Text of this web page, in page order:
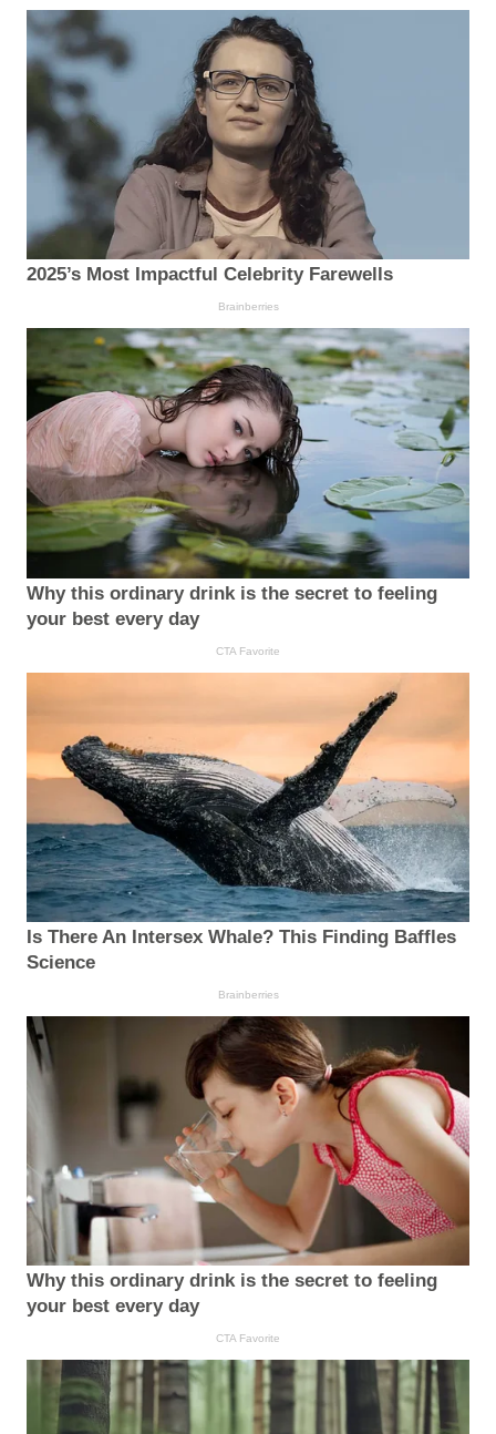
2025’s Most Impactful Celebrity Farewells
Brainberries
Why this ordinary drink is the secret to feeling
your best every day
CTA Favorite
Is There An Intersex Whale? This Finding Baffles
Science
Brainberries
Why this ordinary drink is the secret to feeling
your best every day
CTA Favorite